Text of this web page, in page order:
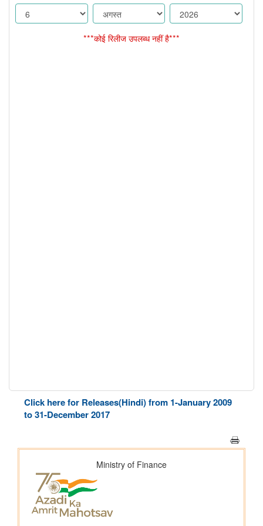
***कोई रिलीज उपलब्ध नहीं है***
Click here for Releases(Hindi) from 1-January 2009
to 31-December 2017